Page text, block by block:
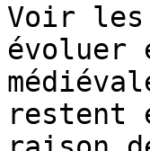
Voir les
évoluer
restent